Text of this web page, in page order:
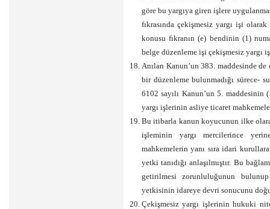
göre bu yargıya giren işlere
fıkrasında çekişmesiz yargı işi
konusu fıkranın (e) bendinin (1)
belge düzenleme işi çekişmesiz yargı
Anılan Kanun’un 383. maddesinde
bir düzenleme bulunmadığı sürece-
6102 sayılı Kanun’un 5.
yargı işlerinin asliye ticaret
Bu itibarla kanun koyucunun ilke
işleminin yargı mercilerince
mahkemelerin yanı sıra idari
yetki tanıdığı anlaşılmıştır. Bu
getirilmesi zorunluluğunun
yetkisinin idareye devri sonucunu
Çekişmesiz yargı işlerinin hukuki